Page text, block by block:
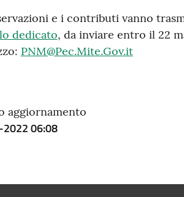
e i contributi vanno
dedicato, da inviare entro il 22
PNM@Pec.Mite.Gov.it
aggiornamento
06:08